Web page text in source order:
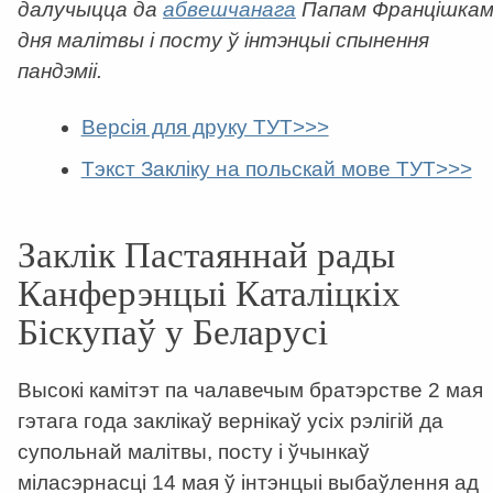
далучыцца да абвешчанага Папам Францішкам
дня малітвы і посту ў інтэнцыі спынення
пандэміі.
Версія для друку ТУТ>>>
Тэкст Закліку на польскай мове ТУТ>>>
Заклік Пастаяннай рады
Канферэнцыі Каталіцкіх
Біскупаў у Беларусі
Высокі камітэт па чалавечым братэрстве 2 мая
гэтага года заклікаў вернікаў усіх рэлігій да
супольнай малітвы, посту і ўчынкаў
міласэрнасці 14 мая ў інтэнцыі выбаўлення ад